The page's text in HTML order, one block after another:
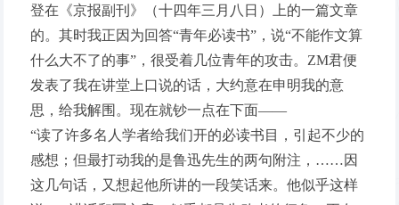
登在《京报副刊》（十四年三月八日）上的一篇文章
的。其时我正因为回答“青年必读书”，说“不能作文算
什么大不了的事”，很受着几位青年的攻击。ZM君便
发表了我在讲堂上口说的话，大约意在申明我的意
思，给我解围。现在就钞一点在下面——
“读了许多名人学者给我们开的必读书目，引起不少的
感想；但最打动我的是鲁迅先生的两句附注，……因
这几句话，又想起他所讲的一段笑话来。他似乎这样